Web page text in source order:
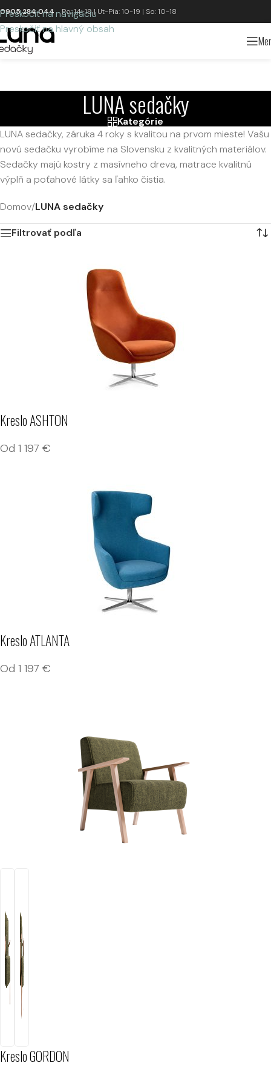
Preskočiť na navigáciu
Preskočiť na hlavný obsah
0905 284 044Po: 14-19 | Ut-Pia: 10-19 | So: 10-18
LUNA sedačky
Kategórie
LUNA sedačky, záruka 4 roky s kvalitou na prvom mieste! Vašu
novú sedačku vyrobíme na Slovensku z kvalitných materiálov.
Sedačky majú kostry z masívneho dreva, matrace kvalitnú
výplň a poťahové látky sa ľahko čistia.
Domov/LUNA sedačky
Filtrovať podľa
Kreslo ASHTON
Od 1 197 €
Kreslo ATLANTA
Od 1 197 €
Kreslo GORDON